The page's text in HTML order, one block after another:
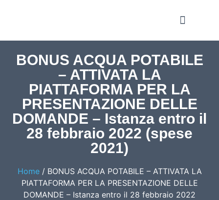
BONUS ACQUA POTABILE
– ATTIVATA LA
PIATTAFORMA PER LA
PRESENTAZIONE DELLE
DOMANDE – Istanza entro il
28 febbraio 2022 (spese
2021)
Home/ BONUS ACQUA POTABILE – ATTIVATA LA
PIATTAFORMA PER LA PRESENTAZIONE DELLE
DOMANDE – Istanza entro il 28 febbraio 2022